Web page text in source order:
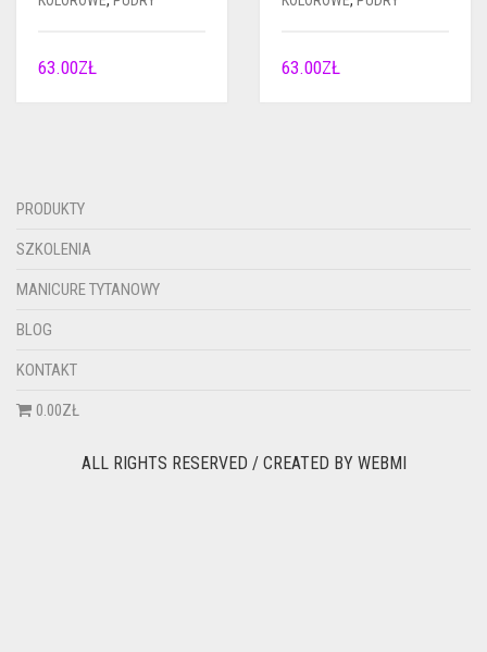
63.00ZŁ 63.00ZŁ
PRODUKTY
SZKOLENIA
MANICURE TYTANOWY
BLOG
KONTAKT
0.00ZŁ
ALL RIGHTS RESERVED / CREATED BY WEBMI